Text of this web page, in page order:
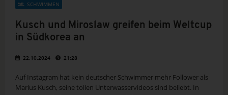
SCHWIMMEN
Kusch und Miroslaw greifen beim Weltcup
in Südkorea an
22.10.2024 21:28
Auf Instagram hat kein deutscher Schwimmer mehr Follower als
Marius Kusch, seine tollen Unterwasservideos sind beliebt. In